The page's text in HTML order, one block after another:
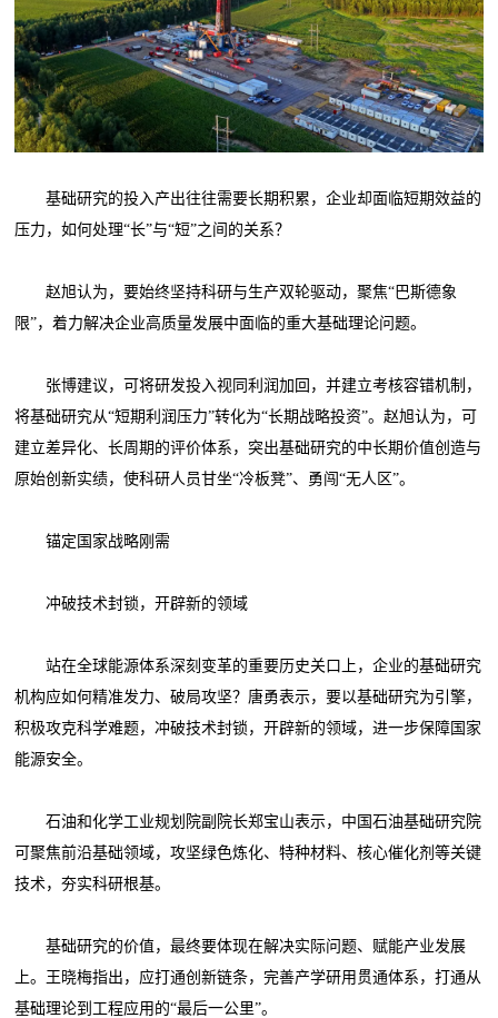
基础研究的投入产出往往需要长期积累，企业却面临短期效益的
压力，如何处理“长”与“短”之间的关系？
赵旭认为，要始终坚持科研与生产双轮驱动，聚焦“巴斯德象
限”，着力解决企业高质量发展中面临的重大基础理论问题。
张博建议，可将研发投入视同利润加回，并建立考核容错机制，
将基础研究从“短期利润压力”转化为“长期战略投资”。赵旭认为，可
建立差异化、长周期的评价体系，突出基础研究的中长期价值创造与
原始创新实绩，使科研人员甘坐“冷板凳”、勇闯“无人区”。
锚定国家战略刚需
冲破技术封锁，开辟新的领域
站在全球能源体系深刻变革的重要历史关口上，企业的基础研究
机构应如何精准发力、破局攻坚？唐勇表示，要以基础研究为引擎，
积极攻克科学难题，冲破技术封锁，开辟新的领域，进一步保障国家
能源安全。
石油和化学工业规划院副院长郑宝山表示，中国石油基础研究院
可聚焦前沿基础领域，攻坚绿色炼化、特种材料、核心催化剂等关键
技术，夯实科研根基。
基础研究的价值，最终要体现在解决实际问题、赋能产业发展
上。王晓梅指出，应打通创新链条，完善产学研用贯通体系，打通从
基础理论到工程应用的“最后一公里”。